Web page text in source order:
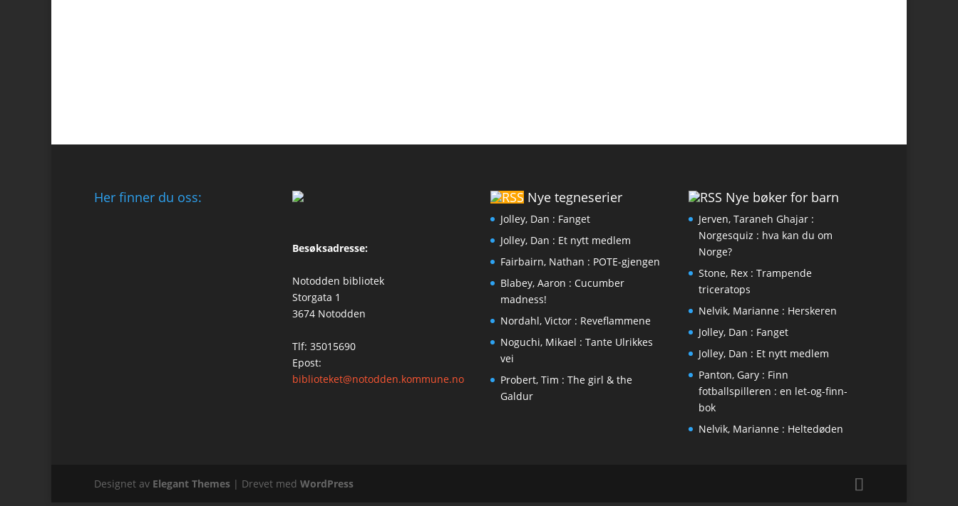
Her finner du oss:
Besøksadresse:
Notodden bibliotek
Storgata 1
3674 Notodden
Tlf: 35015690
Epost:
biblioteket@notodden.kommune.no
Nye tegneserier
Jolley, Dan : Fanget
Jolley, Dan : Et nytt medlem
Fairbairn, Nathan : POTE-gjengen
Blabey, Aaron : Cucumber
madness!
Nordahl, Victor : Reveflammene
Noguchi, Mikael : Tante Ulrikkes
vei
Probert, Tim : The girl & the
Galdur
Nye bøker for barn
Jerven, Taraneh Ghajar :
Norgesquiz : hva kan du om
Norge?
Stone, Rex : Trampende
triceratops
Nelvik, Marianne : Herskeren
Jolley, Dan : Fanget
Jolley, Dan : Et nytt medlem
Panton, Gary : Finn
fotballspilleren : en let-og-finn-
bok
Nelvik, Marianne : Heltedøden
Designet av Elegant Themes | Drevet med WordPress